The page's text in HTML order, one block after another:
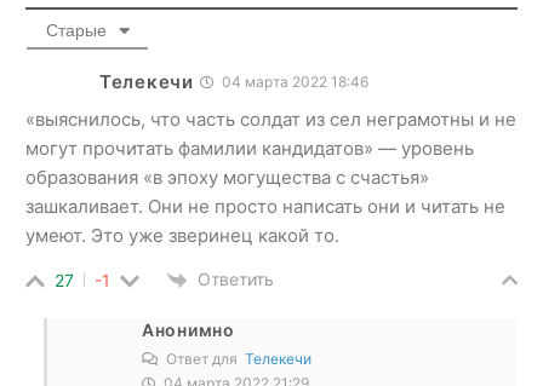
Старые
Телекечи 04 марта 2022 18:46
«выяснилось, что часть солдат из сел неграмотны и не
могут прочитать фамилии кандидатов» — уровень
образования «в эпоху могущества с счастья»
зашкаливает. Они не просто написать они и читать не
умеют. Это уже зверинец какой то.
27 -1 Ответить
Анонимно
Ответ для Телекечи